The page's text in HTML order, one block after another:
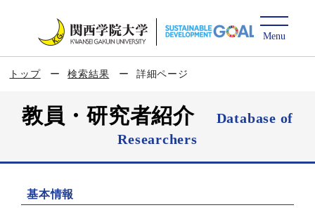
トップ 検索結果 詳細ページ
教員・研究者紹介
Database of
Researchers
基本情報